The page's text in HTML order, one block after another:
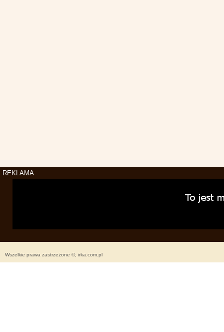
REKLAMA
Wszelkie prawa zastrzeżone ©, irka.com.pl